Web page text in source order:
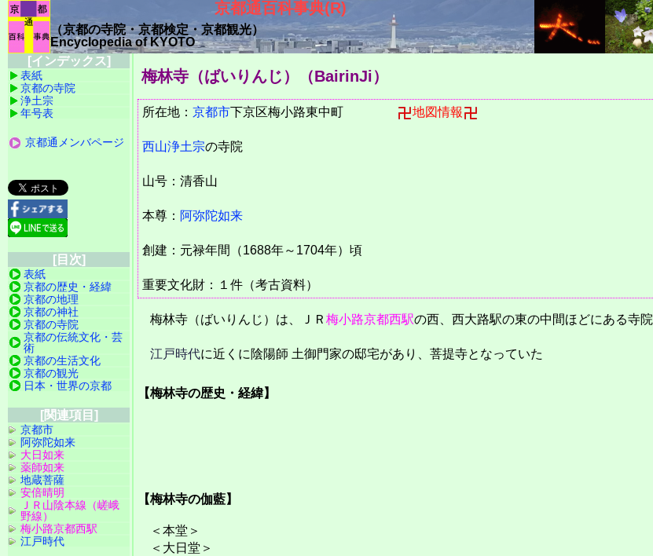
京都通百科事典(R)
（京都の寺院・京都検定・京都観光）
Encyclopedia of KYOTO
梅林寺（ばいりんじ） （BairinJi）
所在地： 京都市下京区梅小路東中町 地図情報
西山浄土宗の寺院
山号：清香山
本尊： 阿弥陀如来
創建：元禄年間（1688年～1704年）頃
重要文化財：１件（考古資料）
梅林寺（ばいりんじ）は、ＪＲ 梅小路京都西駅の西、西大路駅の東の中間ほどにある寺院
江戸時代に近くに陰陽師 土御門家の邸宅があり、菩提寺となっていた
【梅林寺の歴史・経緯】
【梅林寺の伽藍】
＜本堂＞
＜大日堂＞
[インデックス]
表紙
京都の寺院
浄土宗
年号表
京都通メンバページ
[目次]
表紙
京都の歴史・経緯
京都の地理
京都の神社
京都の寺院
京都の伝統文化・芸
術
京都の生活文化
京都の観光
日本・世界の京都
[関連項目]
京都市
阿弥陀如来
大日如来
薬師如来
地蔵菩薩
安倍晴明
ＪＲ山陰本線（嵯峨
野線）
梅小路京都西駅
江戸時代